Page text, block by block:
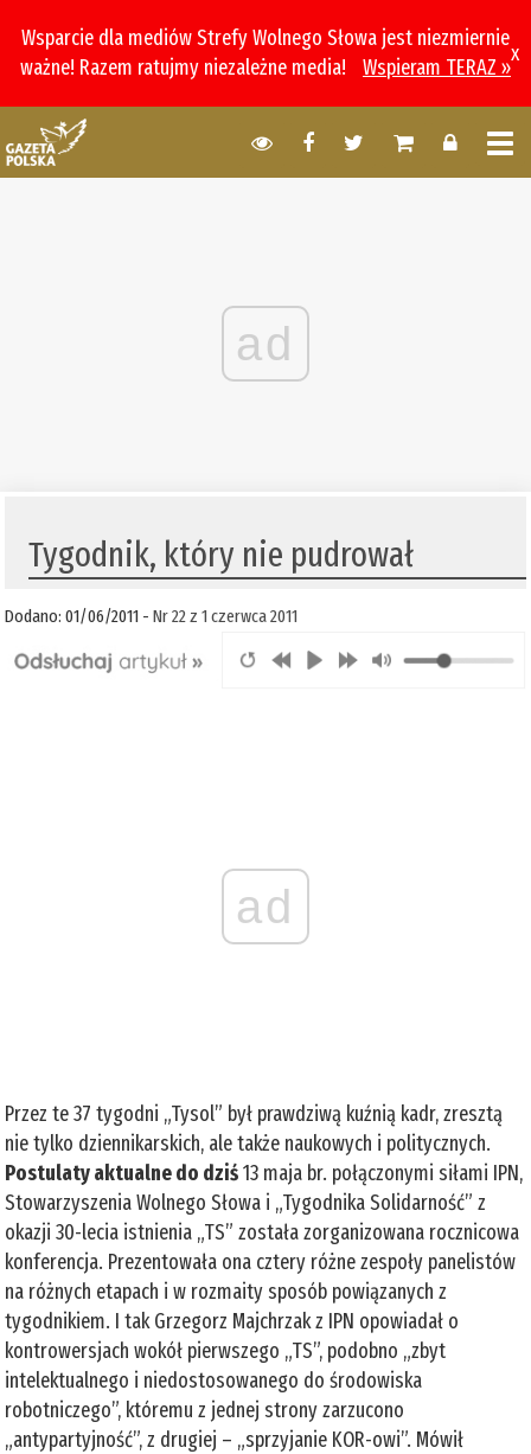
Wsparcie dla mediów Strefy Wolnego Słowa jest niezmiernie
ważne! Razem ratujmy niezależne media!
Wspieram TERAZ »
x
ad
Tygodnik, który nie pudrował
Dodano: 01/06/2011 -Nr 22 z 1 czerwca 2011
ad
Przez te 37 tygodni „Tysol” był prawdziwą kuźnią kadr, zresztą
nie tylko dziennikarskich, ale także naukowych i politycznych.
Postulaty aktualne do dziś13 maja br. połączonymi siłami IPN,
Stowarzyszenia Wolnego Słowa i „Tygodnika Solidarność” z
okazji 30-lecia istnienia „TS” została zorganizowana rocznicowa
konferencja. Prezentowała ona cztery różne zespoły panelistów
na różnych etapach i w rozmaity sposób powiązanych z
tygodnikiem. I tak Grzegorz Majchrzak z IPN opowiadał o
kontrowersjach wokół pierwszego „TS”, podobno „zbyt
intelektualnego i niedostosowanego do środowiska
robotniczego”, któremu z jednej strony zarzucono
„antypartyjność”, z drugiej – „sprzyjanie KOR-owi”. Mówił